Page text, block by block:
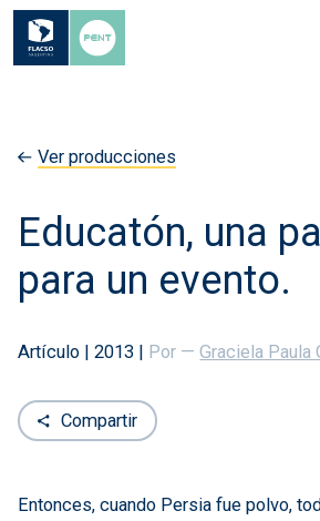
Ver producciones
Educatón, una
para un evento.
Artículo |2013 Por — Graciela Paula
Compartir
Entonces, cuando Persia fue polvo,